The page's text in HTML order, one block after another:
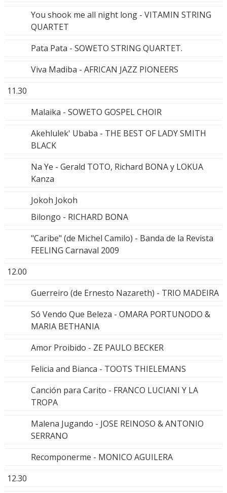
You shook me all night long - VITAMIN STRING
QUARTET
Pata Pata - SOWETO STRING QUARTET.
Viva Madiba - AFRICAN JAZZ PIONEERS
11.30
Malaika - SOWETO GOSPEL CHOIR
Akehlulek' Ubaba - THE BEST OF LADY SMITH
BLACK
Na Ye - Gerald TOTO, Richard BONA y LOKUA
Kanza
Jokoh Jokoh
Bilongo - RICHARD BONA
"Caribe" (de Michel Camilo) - Banda de la Revista
FEELING Carnaval 2009
12.00
Guerreiro (de Ernesto Nazareth) - TRIO MADEIRA
Só Vendo Que Beleza - OMARA PORTUNODO &
MARIA BETHANIA
Amor Proibido - ZE PAULO BECKER
Felicia and Bianca - TOOTS THIELEMANS
Canción para Carito - FRANCO LUCIANI Y LA
TROPA
Malena Jugando - JOSE REINOSO & ANTONIO
SERRANO
Recomponerme - MONICO AGUILERA
12.30